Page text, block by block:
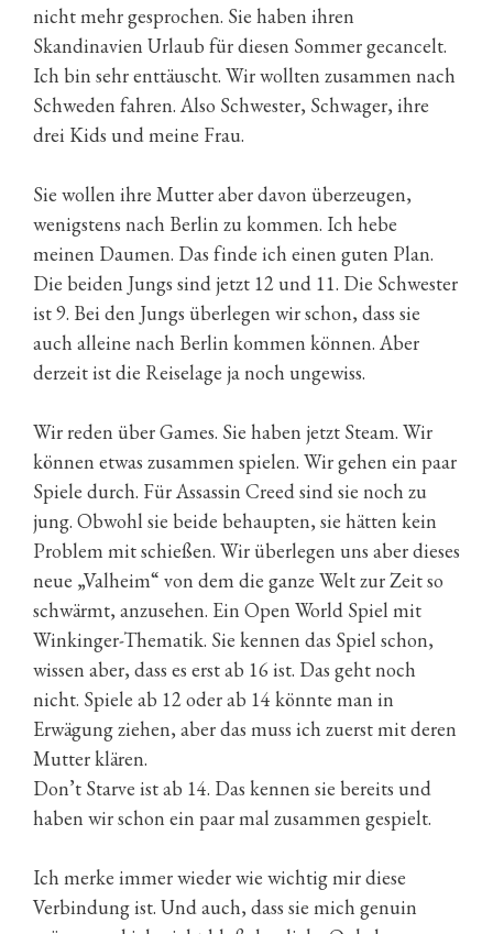
nicht mehr gesprochen. Sie haben ihren
Skandinavien Urlaub für diesen Sommer gecancelt.
Ich bin sehr enttäuscht. Wir wollten zusammen nach
Schweden fahren. Also Schwester, Schwager, ihre
drei Kids und meine Frau.
Sie wollen ihre Mutter aber davon überzeugen,
wenigstens nach Berlin zu kommen. Ich hebe
meinen Daumen. Das finde ich einen guten Plan.
Die beiden Jungs sind jetzt 12 und 11. Die Schwester
ist 9. Bei den Jungs überlegen wir schon, dass sie
auch alleine nach Berlin kommen können. Aber
derzeit ist die Reiselage ja noch ungewiss.
Wir reden über Games. Sie haben jetzt Steam. Wir
können etwas zusammen spielen. Wir gehen ein paar
Spiele durch. Für Assassin Creed sind sie noch zu
jung. Obwohl sie beide behaupten, sie hätten kein
Problem mit schießen. Wir überlegen uns aber dieses
neue „Valheim“ von dem die ganze Welt zur Zeit so
schwärmt, anzusehen. Ein Open World Spiel mit
Winkinger-Thematik. Sie kennen das Spiel schon,
wissen aber, dass es erst ab 16 ist. Das geht noch
nicht. Spiele ab 12 oder ab 14 könnte man in
Erwägung ziehen, aber das muss ich zuerst mit deren
Mutter klären.
Don’t Starve ist ab 14. Das kennen sie bereits und
haben wir schon ein paar mal zusammen gespielt.
Ich merke immer wieder wie wichtig mir diese
Verbindung ist. Und auch, dass sie mich genuin